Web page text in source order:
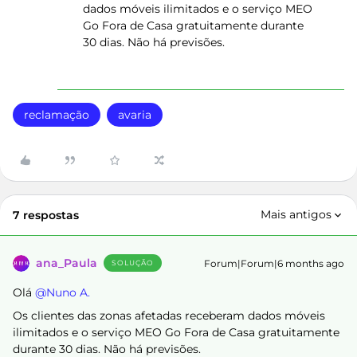
dados móveis ilimitados e o serviço MEO
Go Fora de Casa gratuitamente durante
30 dias. Não há previsões.
reclamação avaria
7 respostas Mais antigos
ana_Paula SOLUÇÃO Forum|Forum|6 months ago
Olá ​ @Nuno A.
Os clientes das zonas afetadas receberam dados móveis
ilimitados e o serviço MEO Go Fora de Casa gratuitamente
durante 30 dias. Não há previsões.